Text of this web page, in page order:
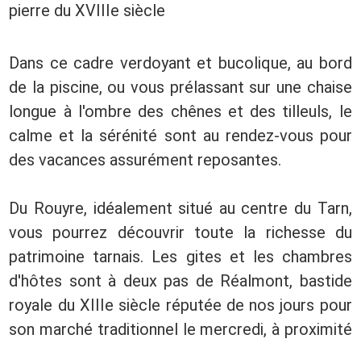
pierre du XVIIIe siècle
Dans ce cadre verdoyant et bucolique, au bord
de la piscine, ou vous prélassant sur une chaise
longue à l'ombre des chênes et des tilleuls, le
calme et la sérénité sont au rendez-vous pour
des vacances assurément reposantes.
Du Rouyre, idéalement situé au centre du Tarn,
vous pourrez découvrir toute la richesse du
patrimoine tarnais. Les gites et les chambres
d'hôtes sont à deux pas de Réalmont, bastide
royale du XIIIe siècle réputée de nos jours pour
son marché traditionnel le mercredi, à proximité